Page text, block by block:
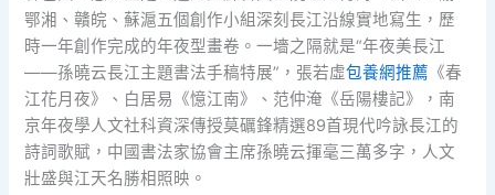
鄂湘、贛皖、蘇滬五個創作小組深刻長江沿線實地寫生，歷
時一年創作完成的年夜型畫卷。一墻之隔就是“年夜美長江
——孫曉云長江主題書法手稿特展”，張若虛包養網推薦 《春
江花月夜》、白居易《憶江南》、范仲淹《岳陽樓記》，南
京年夜學人文社科資深傳授莫礪鋒精選89首現代吟詠長江的
詩詞歌賦，中國書法家協會主席孫曉云揮毫三萬多字，人文
壯盛與江天名勝相照映。